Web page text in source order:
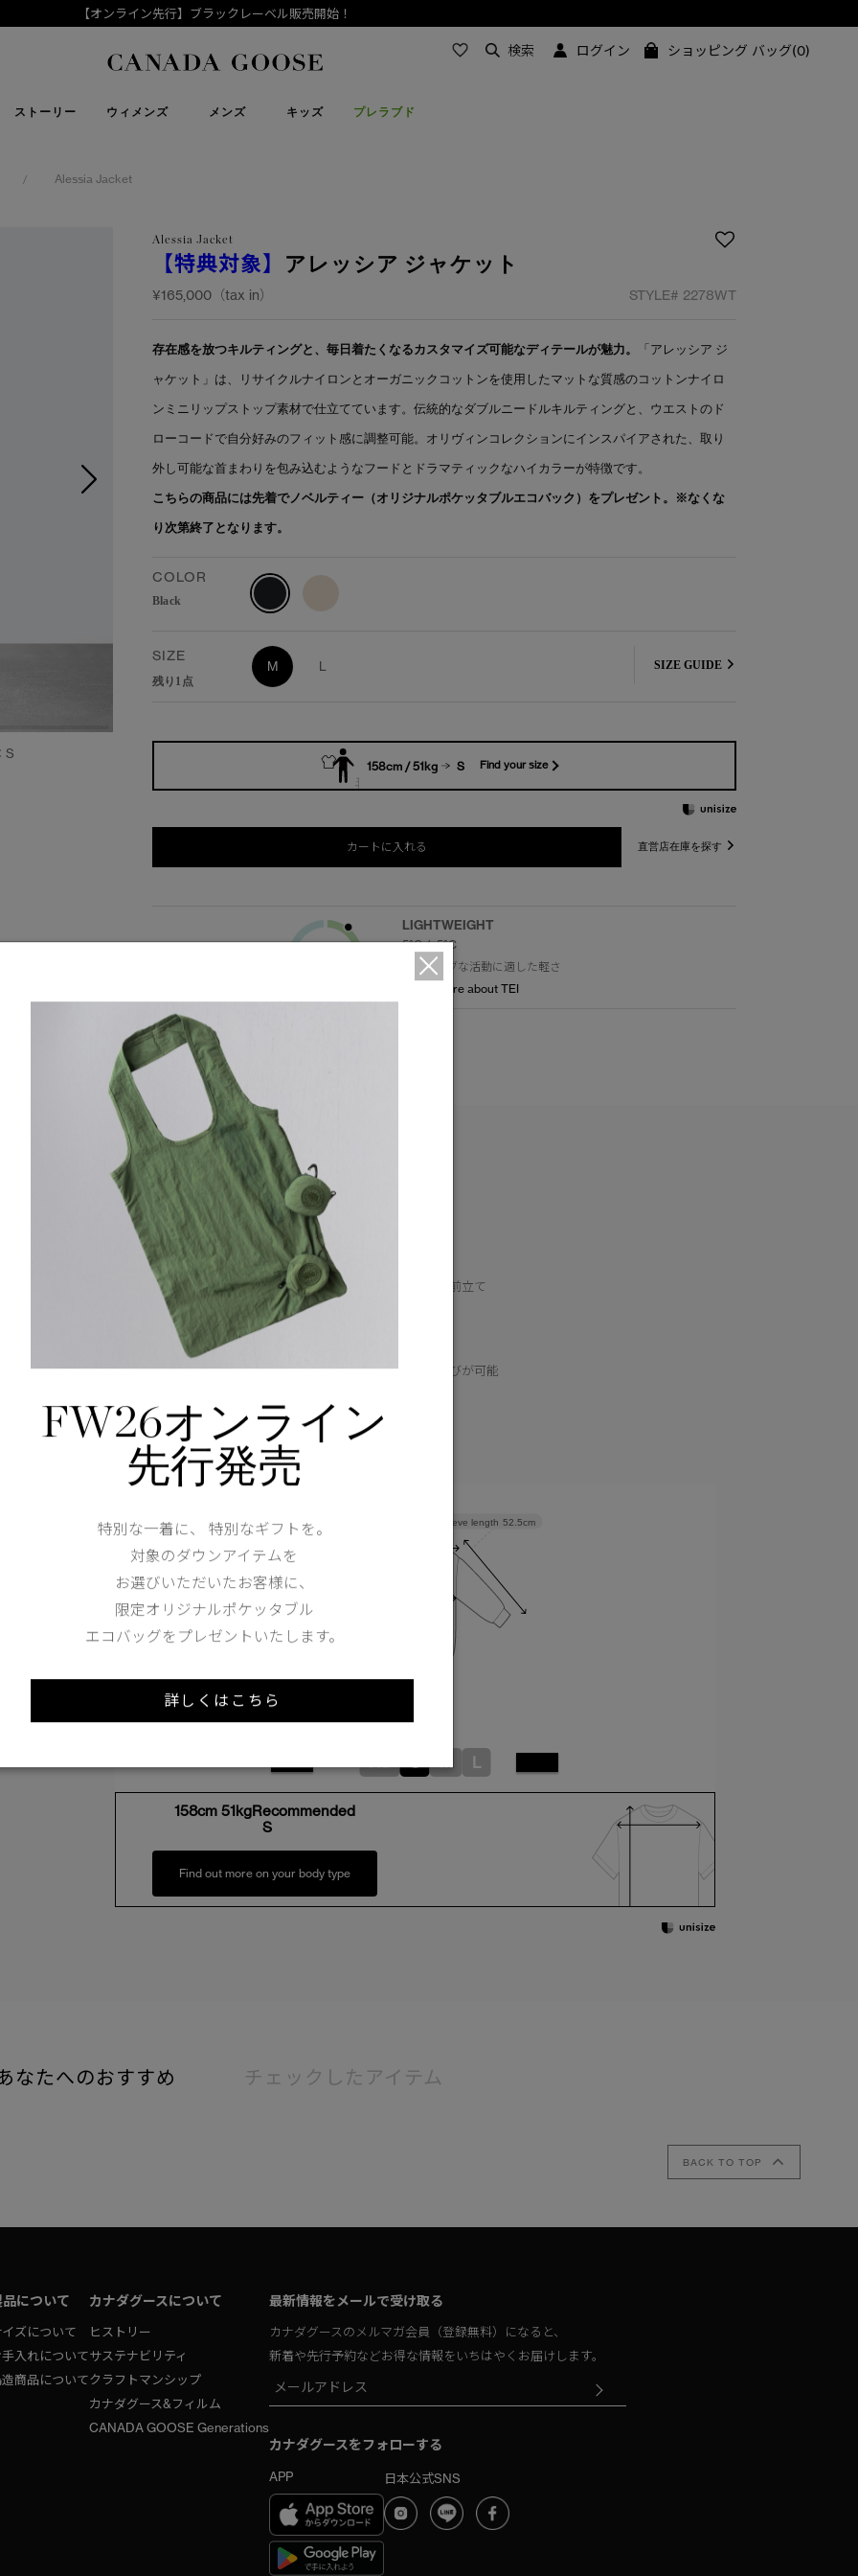
【オンライン先行】ブラックレーベル販売開始！
Canada Goose
ストーリー ウィメンズ メンズ キッズ プレラブド
下取り申請 検索 ログイン ショッピング バッグ(0)
/ Alessia Jacket
S
Alessia Jacket
【特典対象】 アレッシア ジャケット
¥165,000（tax in） STYLE# 2278WT
存在感を放つキルティングと、毎日着たくなるカスタマイズ可能なディテールが魅力。 「アレッシア ジ
ャケット」は、リサイクルナイロンとオーガニックコットンを使用したマットな質感のコットンナイロ
ンミニリップストップ素材で仕立てています。伝統的なダブルニードルキルティングと、ウエストのド
ローコードで自分好みのフィット感に調整可能。オリヴィンコレクションにインスパイアされた、取り
外し可能な首まわりを包み込むようなフードとドラマティックなハイカラーが特徴です。
こちらの商品には先着でノベルティー（オリジナルポケッタブルエコバック）をプレゼント。※なくな
り次第終了となります。
COLOR
Black
SIZE
残り1点
M L SIZE GUIDE
158cm / 51kg S Find your size
カートに入れる 直営店在庫を探す
LIGHTWEIGHT
5°C / -5°C
アクティブな活動に適した軽さ
Learn more about TEI
FUNCTION DETAIL
首まわりを包み込むような取り外し可能なフード
2WAYジッパーの上にスナップボタンが隠れた比翼仕立ての前立て
ウエストにはフィット感の調節が可能なドローコードを内蔵
内蔵したバックパックストラップでハンズフリーでの持ち運びが可能
外側にはハンドポケットが2つ
仕様が変更する場合がございます。
Sleeve length 52.5cm
Width
Shoulder width
XS S M L
158cm 51kgRecommended
S
Find out more on your body type
なたへのおすすめ チェックしたアイテム
BACK TO TOP
品について
イズについて
手入れについて
商品について
カナダグースについて
ヒストリー
サステナビリティ
クラフトマンシップ
カナダグース&フィルム
CANADA GOOSE Generations
最新情報をメールで受け取る
カナダグースのメルマガ会員（登録無料）になると、
新着や先行予約などお得な情報をいちはやくお届けします。
カナダグースをフォローする
APP 日本公式SNS
FW26オンライン
先行発売
特別な一着に、 特別なギフトを。
対象のダウンアイテムを
お選びいただいたお客様に、
限定オリジナルポケッタブル
エコバッグをプレゼントいたします。
詳しくはこちら